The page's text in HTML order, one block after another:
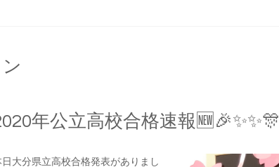
年公立高校合格速報🆕🎉✨✨🎊
日大分県立高校合格発表がありまし